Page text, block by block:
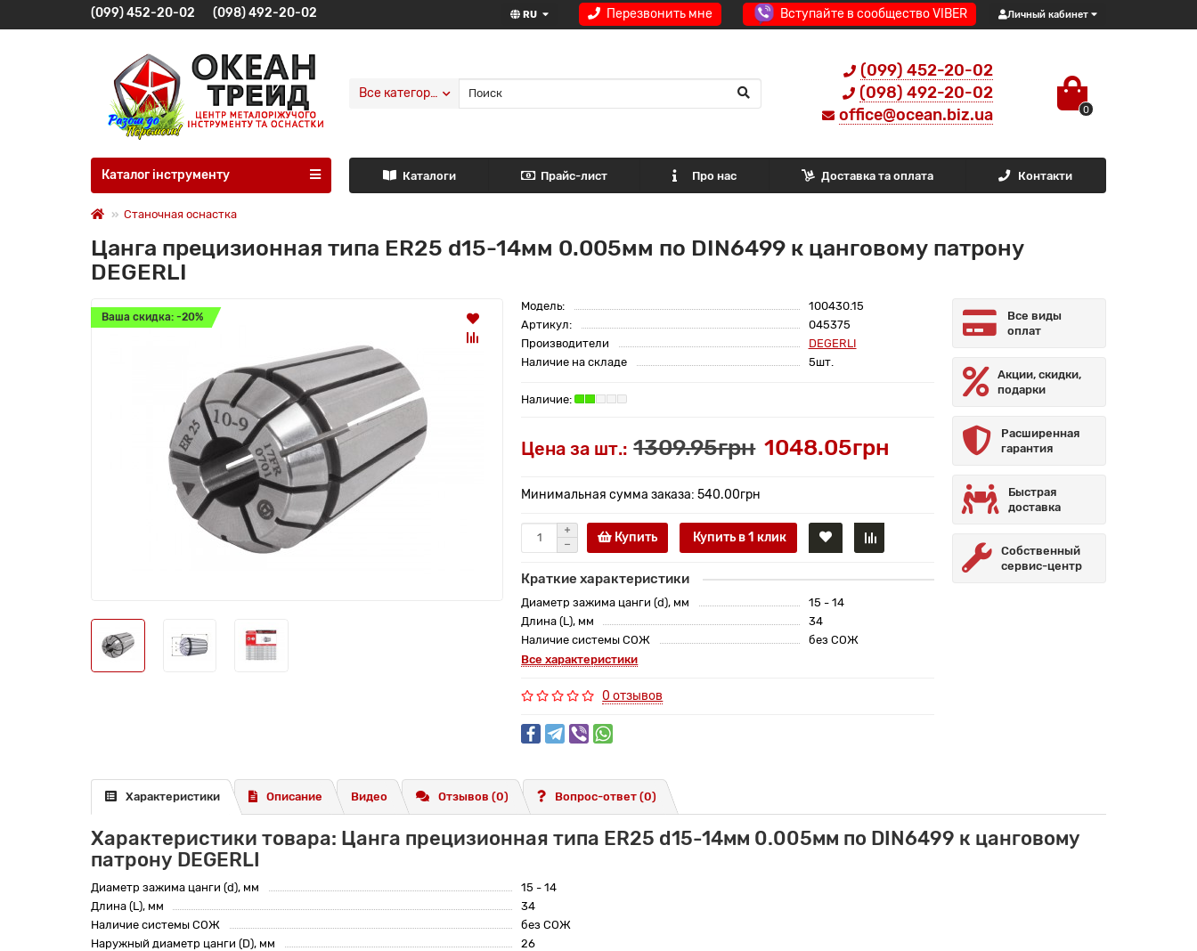
Перезвонить мне Вступайте в сообщество VIBER Личный кабинет
RU
(099) 452-20-02 (098) 492-20-02
(099) 452-20-02
(098) 492-20-02
office@ocean.biz.ua
0
Все категории
Каталог інструменту Каталоги Прайс-лист Про нас Доставка та оплата Контакти
Станочная оснастка
Цанга прецизионная типа ER25 d15-14мм 0.005мм по DIN6499 к цанговому патрону
DEGERLI
Ваша скидка: -20%
Модель:
100430.15
Артикул:
045375
Производители
DEGERLI
Наличие на складе
5шт.
Цена за шт.: 1309.95грн 1048.05грн
Минимальная сумма заказа: 540.00грн
Купить Купить в 1 клик
Краткие характеристики
Диаметр зажима цанги (d), мм
15 - 14
Длина (L), мм
34
Наличие системы СОЖ
без СОЖ
Все характеристики
0 отзывов
Все виды
оплат
Акции, скидки,
подарки
Расширенная
гарантия
Быстрая
доставка
Собственный
сервис-центр
Характеристики Описание Видео Отзывов (0) Вопрос-ответ (0)
Характеристики товара: Цанга прецизионная типа ER25 d15-14мм 0.005мм по DIN6499 к цанговому
патрону DEGERLI
Диаметр зажима цанги (d), мм
15 - 14
Длина (L), мм
34
Наличие системы СОЖ
без СОЖ
Наружный диаметр цанги (D), мм
26